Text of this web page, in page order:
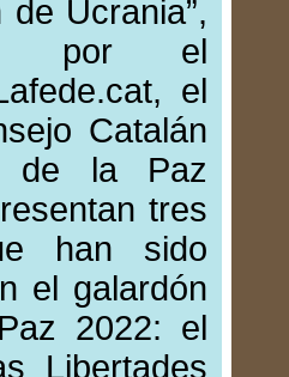
Ucrania”,
por el
el
Catalán
de la Paz
tres
han sido
el galardón
2022: el
Libertades